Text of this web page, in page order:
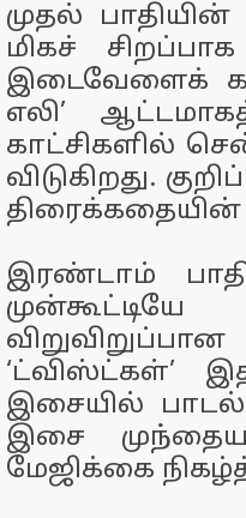
முதல்
மிகச்
இடைவேளைக்
எலி’
காட்சிகளில்
விடுகிறது.
இரண்டாம்
‘ட்விஸ்ட்கள்’
இசையில்
இசை
மேஜிக்கை